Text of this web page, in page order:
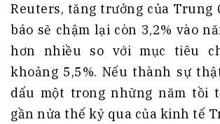
Reuters, tăng trưởng của Trung
báo sẽ chậm lại còn 3,2% vào
hơn nhiều so với mục tiêu
khoảng 5,5%. Nếu thành sự
dấu một trong những năm tồi
gần nửa thế kỷ qua của kinh tế